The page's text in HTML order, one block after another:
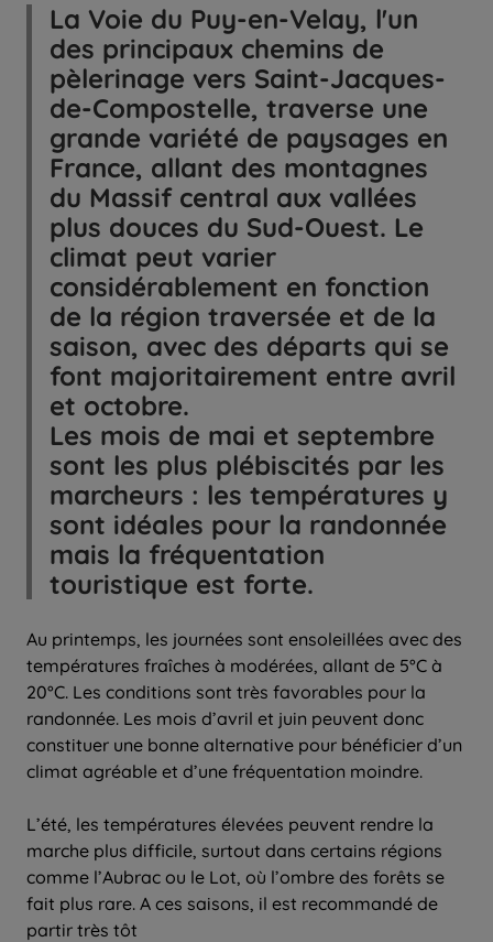
La Voie du Puy-en-Velay, l'un
des principaux chemins de
pèlerinage vers Saint-Jacques-
de-Compostelle, traverse une
grande variété de paysages en
France, allant des montagnes
du Massif central aux vallées
plus douces du Sud-Ouest. Le
climat peut varier
considérablement en fonction
de la région traversée et de la
saison, avec des départs qui se
font majoritairement entre avril
et octobre.
Les mois de mai et septembre
sont les plus plébiscités par les
marcheurs : les températures y
sont idéales pour la randonnée
mais la fréquentation
touristique est forte.
Au printemps, les journées sont ensoleillées avec des
températures fraîches à modérées, allant de 5°C à
20°C. Les conditions sont très favorables pour la
randonnée. Les mois d’avril et juin peuvent donc
constituer une bonne alternative pour bénéficier d’un
climat agréable et d’une fréquentation moindre.
L’été, les températures élevées peuvent rendre la
marche plus difficile, surtout dans certains régions
comme l’Aubrac ou le Lot, où l’ombre des forêts se
fait plus rare. A ces saisons, il est recommandé de
partir très tôt